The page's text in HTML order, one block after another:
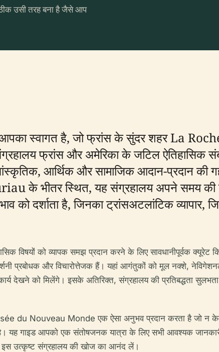
उसी तरह बना है जैसे आप
स्वागत है, जो फ्रांस के सुंदर शहर La
फ्रांस और अमेरिका के जटिल ऐतिहासिक
आर्थिक और सामाजिक आदान-प्रदान की
के भीतर स्थित, यह संग्रहालय अपने समय की
दर्शाता है, जिनका ट्रांसअटलांटिक व्यापार,
विषयों को व्यापक समझ प्रदान करने के लिए सावधानीपूर्वक
प्रबोधक और विचारोत्तेजक हैं। यहां आगंतुकों को मूल नक्शे,
देखने को मिलेंगे। इसके अतिरिक्त, संग्रहालय की प्रतिबद्धता
du Nouveau Monde एक ऐसा अनुभव प्रदान करता है जो न
है। यह गाइड आपको एक संतोषजनक यात्रा के लिए सभी आवश्यक
उत्कृष्ट संग्रहालय की खोज का आनंद लें।